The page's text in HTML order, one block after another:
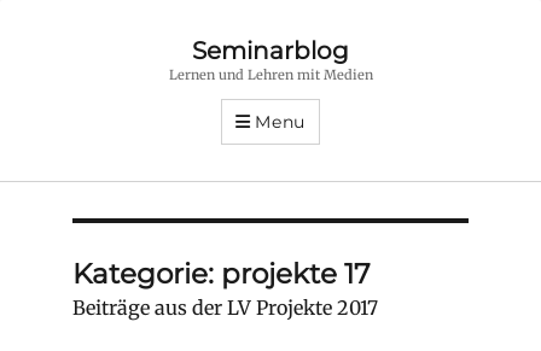
Seminarblog
Lernen und Lehren mit Medien
Menu
Kategorie: projekte 17
Beiträge aus der LV Projekte 2017